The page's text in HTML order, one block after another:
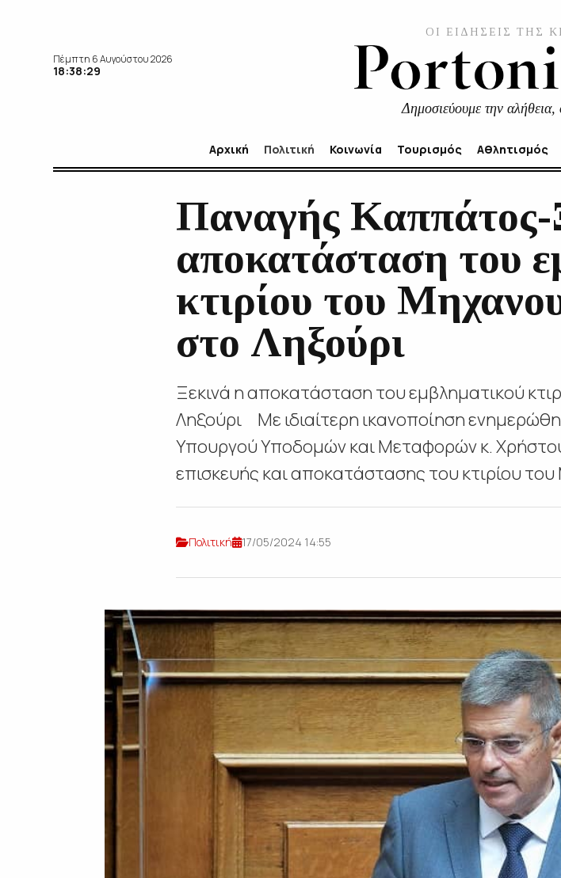
Πέμπτη 6 Αυγούστου 2026
18:38:31
ΟΙ ΕΙΔΗΣΕΙΣ ΤΗΣ
Δημοσιεύουμε την αλήθεια,
Αρχική Πολιτική Κοινωνία Τουρισμός Αθλητισμός
Παναγής Καππάτος-
αποκατάσταση του
κτιρίου του
στο Ληξούρι
Ξεκινά η αποκατάσταση του εμβληματικού
Ληξούρι Με ιδιαίτερη ικανοποίηση
Υπουργού Υποδομών και Μεταφορών κ.
επισκευής και αποκατάστασης του κτιρίου
Πολιτική 17/05/2024 14:55